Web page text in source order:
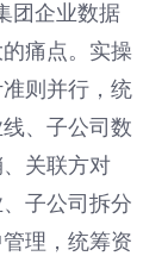
团企业数据
痛点。实操
则并行，统
、子公司数
关联方对
子公司拆分
理，统筹资